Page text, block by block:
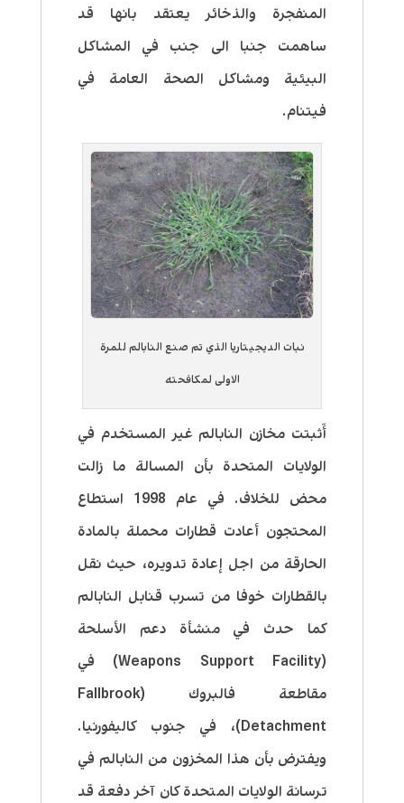
المنفجرة والذخائر يعتقد بانها قد
ساهمت جنبا الى جنب في المشاكل
البيئية ومشاكل الصحة العامة في
فيتنام.
نبات الديجيتاريا الذي تم صنع النابالم للمرة
الاولى لمكافحته
أَثبتت مخازن النابالم غير المستخدم في
الولايات المتحدة بأن المسالة ما زالت
محض للخلاف. في عام 1998 استطاع
المحتجون أعادت قطارات محملة بالمادة
الحارقة من اجل إعادة تدويره، حيث نقل
بالقطارات خوفا من تسرب قنابل النابالم
كما حدث في منشأة دعم الأسلحة
(Weapons Support Facility) في
مقاطعة فالبروك (Fallbrook
Detachment)، في جنوب كاليفورنيا.
ويفترض بأن هذا المخزون من النابالم في
ترسانة الولايات المتحدة كان آخر دفعة قد